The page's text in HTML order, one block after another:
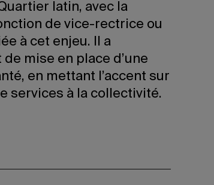
latin, avec la
de vice-rectrice ou
à cet enjeu. Il a
mise en place d’une
en mettant l’accent sur
services à la collectivité.